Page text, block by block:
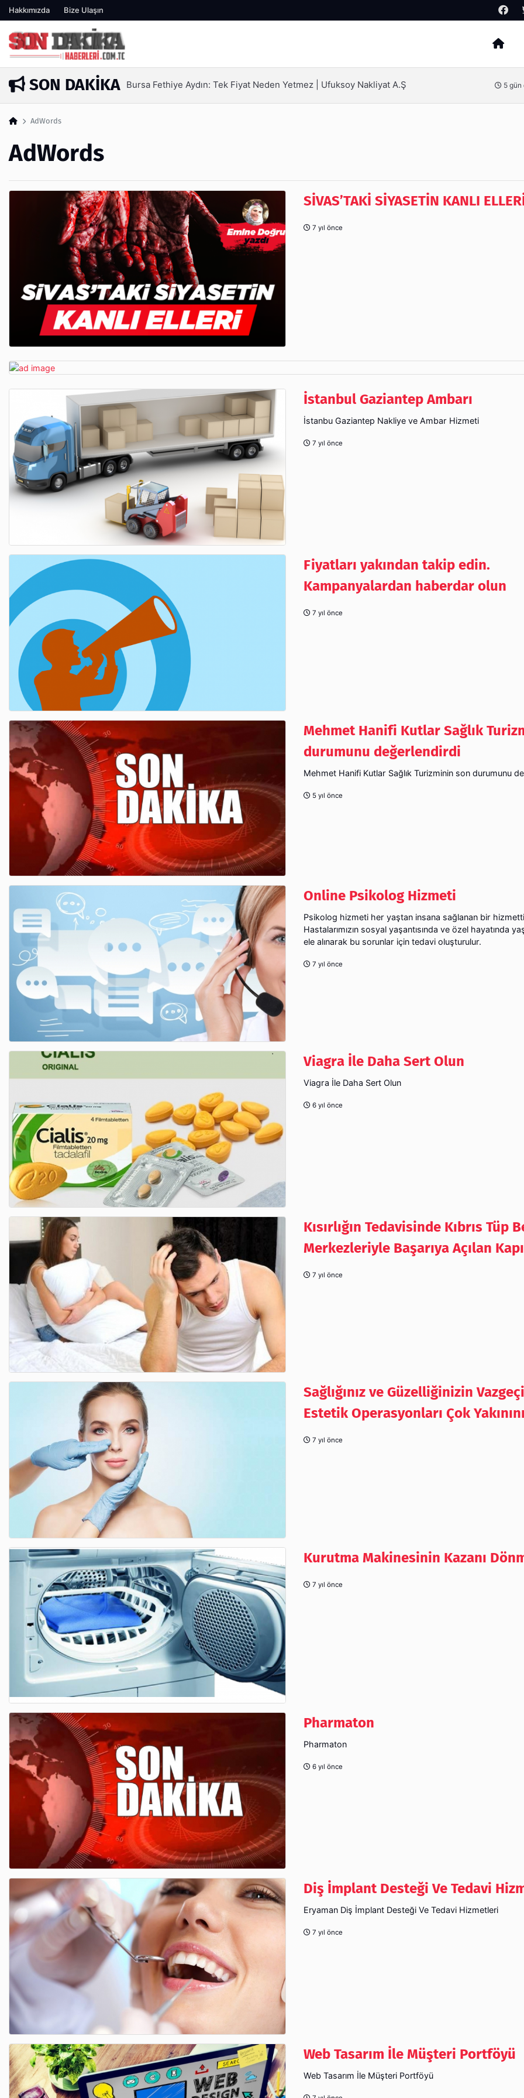
Hakkımızda Bize Ulaşın
Arama
SON DAKIKA
5 gün önce SEO Hizmeti Alırken Kandırılmamak İçin Bilinmesi Gerekenler 6 gün
AdWords
AdWords
SİVAS’TAKİ SİYASETİN KANLI
7 yıl önce
İstanbul Gaziantep Ambarı
İstanbu Gaziantep Nakliye ve Ambar Hizmeti
7 yıl önce
Fiyatları yakından takip edin.
Kampanyalardan haberdar olun
7 yıl önce
Mehmet Hanifi Kutlar Sağlık
durumunu değerlendirdi
Mehmet Hanifi Kutlar Sağlık Turizminin son durumunu
5 yıl önce
Online Psikolog Hizmeti
Psikolog hizmeti her yaştan insana sağlanan bir
Hastalarımızın sosyal yaşantısında ve özel hayatında
ele alınarak bu sorunlar için tedavi oluşturulur.
7 yıl önce
Viagra İle Daha Sert Olun
Viagra İle Daha Sert Olun
6 yıl önce
Kısırlığın Tedavisinde Kıbrıs Tüp
Merkezleriyle Başarıya Açılan Kapı
7 yıl önce
Sağlığınız ve Güzelliğinizin
Estetik Operasyonları Çok
7 yıl önce
Kurutma Makinesinin Kazanı
7 yıl önce
Pharmaton
Pharmaton
6 yıl önce
Diş İmplant Desteği Ve Tedavi
Eryaman Diş İmplant Desteği Ve Tedavi Hizmetleri
7 yıl önce
Web Tasarım İle Müşteri Portföyü
Web Tasarım İle Müşteri Portföyü